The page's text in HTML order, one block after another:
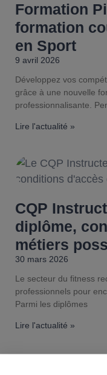
Formation
formation
en Sport
9 avril 2026
Développez vos
grâce à une nouvelle
professionnalisante.
Lire l'actualité »
CQP
diplôme,
métiers
30 mars 2026
Le secteur du fitness
professionnels pour
Parmi les diplômes
Lire l'actualité »